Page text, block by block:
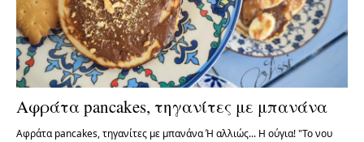
Αφράτα pancakes, τηγανίτες με μπανάνα
Αφράτα pancakes, τηγανίτες με μπανάνα Ή αλλιώς... Η ούγια! "Το νου